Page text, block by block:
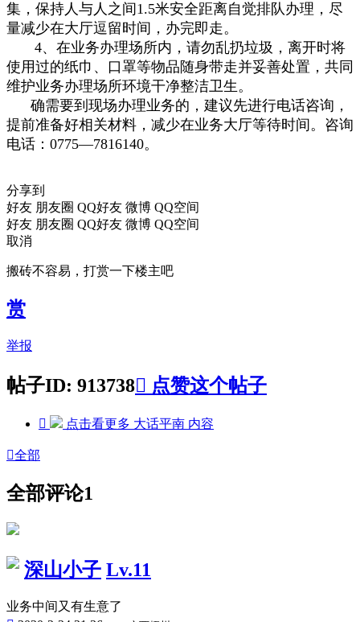
集，保持人与人之间1.5米安全距离自觉排队办理，尽
量减少在大厅逗留时间，办完即走。
4、在业务办理场所内，请勿乱扔垃圾，离开时将
使用过的纸巾、口罩等物品随身带走并妥善处置，共同
维护业务办理场所环境干净整洁卫生。
确需要到现场办理业务的，建议先进行电话咨询，
提前准备好相关材料，减少在业务大厅等待时间。咨询
电话：0775—7816140。
分享到
好友 朋友圈 QQ好友 微博 QQ空间
好友 朋友圈 QQ好友 微博 QQ空间
取消
搬砖不容易，打赏一下楼主吧
赏
举报
帖子ID: 913738 点赞这个帖子
 点击看更多 大话平南 内容
全部
全部评论1
深山小子 Lv.11
业务中间又有生意了